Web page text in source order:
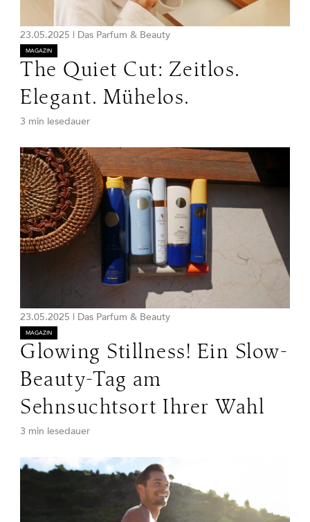
23.05.2025 | Das Parfum & Beauty
MAGAZIN
The Quiet Cut: Zeitlos.
Elegant. Mühelos.
3 min lesedauer
23.05.2025 | Das Parfum & Beauty
MAGAZIN
Glowing Stillness! Ein Slow-
Beauty-Tag am
Sehnsuchtsort Ihrer Wahl
3 min lesedauer